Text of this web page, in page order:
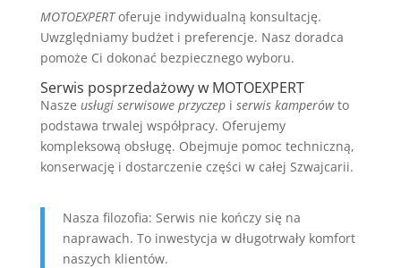
MOTOEXPERToferuje indywidualną konsultację.
Uwzględniamy budżet i preferencje. Nasz doradca
pomoże Ci dokonać bezpiecznego wyboru.
Serwis posprzedażowy w MOTOEXPERT
Nasze usługi serwisowe przyczepi serwis kamperówto
podstawa trwalej współpracy. Oferujemy
kompleksową obsługę. Obejmuje pomoc techniczną,
konserwację i dostarczenie części w całej Szwajcarii.
Nasza filozofia: Serwis nie kończy się na
naprawach. To inwestycja w długotrwały komfort
naszych klientów.